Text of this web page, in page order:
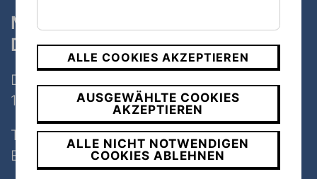
Museum
Dorotheergasse
Dorotheergasse 11
1010 Wien
Tel:+43 1 535 04 31
E-Mail:
info@jmw.at
ALLE COOKIES AKZEPTIEREN
AUSGEWÄHLTE COOKIES
AKZEPTIEREN
ALLE NICHT NOTWENDIGEN
COOKIES ABLEHNEN